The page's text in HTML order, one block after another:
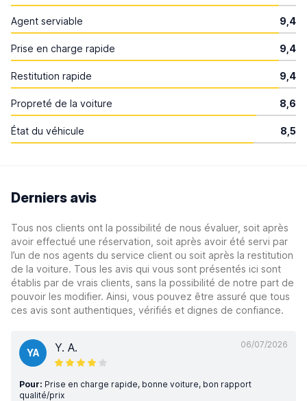
Agent serviable 9,4
Prise en charge rapide 9,4
Restitution rapide 9,4
Propreté de la voiture 8,6
État du véhicule 8,5
Derniers avis
Tous nos clients ont la possibilité de nous évaluer, soit après
avoir effectué une réservation, soit après avoir été servi par
l’un de nos agents du service client ou soit après la restitution
de la voiture. Tous les avis qui vous sont présentés ici sont
établis par de vrais clients, sans la possibilité de notre part de
pouvoir les modifier. Ainsi, vous pouvez être assuré que tous
ces avis sont authentiques, vérifiés et dignes de confiance.
06/07/2026
YA Y. A.
Pour: Prise en charge rapide, bonne voiture, bon rapport
qualité/prix